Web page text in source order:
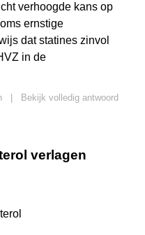
verhoogde kans op
ernstige
dat statines zinvol
in de
Bekijk volledig antwoord
verlagen